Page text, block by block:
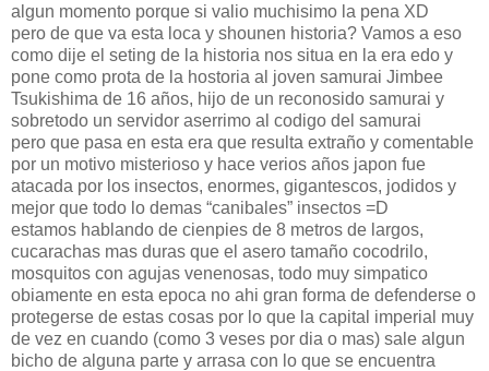
algun momento porque si valio muchisimo la pena XD
pero de que va esta loca y shounen historia? Vamos a eso
como dije el seting de la historia nos situa en la era edo y
pone como prota de la hostoria al joven samurai Jimbee
Tsukishima de 16 años, hijo de un reconosido samurai y
sobretodo un servidor aserrimo al codigo del samurai
pero que pasa en esta era que resulta extraño y comentable
por un motivo misterioso y hace verios años japon fue
atacada por los insectos, enormes, gigantescos, jodidos y
mejor que todo lo demas “canibales” insectos =D
estamos hablando de cienpies de 8 metros de largos,
cucarachas mas duras que el asero tamaño cocodrilo,
mosquitos con agujas venenosas, todo muy simpatico
obiamente en esta epoca no ahi gran forma de defenderse o
protegerse de estas cosas por lo que la capital imperial muy
de vez en cuando (como 3 veses por dia o mas) sale algun
bicho de alguna parte y arrasa con lo que se encuentra